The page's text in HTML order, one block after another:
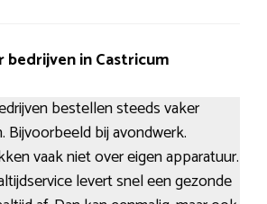
in Castricum
bestellen steeds vaker
Bijvoorbeeld bij avondwerk.
vaak niet over eigen apparatuur.
levert snel een gezonde